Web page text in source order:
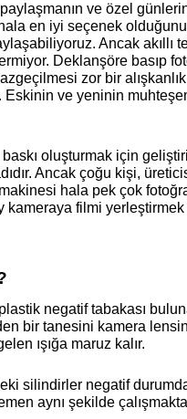
paylaşmanın ve özel
en iyi seçenek
Ancak
Deklanşöre basıp
zor bir
Eskinin ve yeninin
oluşturmak için
Ancak çoğu kişi,
hala pek çok
kameraya filmi
negatif tabakası
bir tanesini kamera
ışığa maruz kalır.
silindirler negatif durumda
aynı şekilde